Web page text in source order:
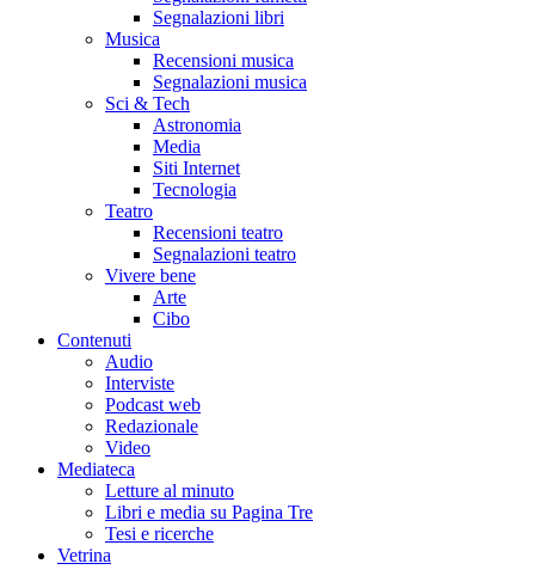
Segnalazioni libri
Musica
Recensioni musica
Segnalazioni musica
Sci & Tech
Astronomia
Media
Siti Internet
Tecnologia
Teatro
Recensioni teatro
Segnalazioni teatro
Vivere bene
Arte
Cibo
Contenuti
Audio
Interviste
Podcast web
Redazionale
Video
Mediateca
Letture al minuto
Libri e media su Pagina Tre
Tesi e ricerche
Vetrina